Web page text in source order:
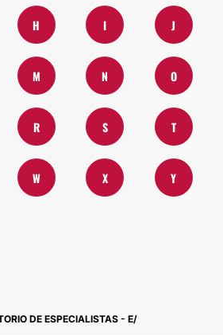
H I J
M N O
R S T
W X Y
DE ESPECIALISTAS - E